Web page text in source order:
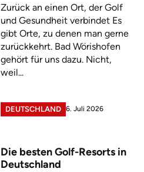
Zurück an einen Ort, der Golf
und Gesundheit verbindet Es
gibt Orte, zu denen man gerne
zurückkehrt. Bad Wörishofen
gehört für uns dazu. Nicht,
weil...
DEUTSCHLAND 6. Juli 2026
Die besten Golf-Resorts in
Deutschland